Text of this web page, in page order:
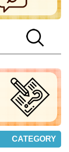
CATEGORY